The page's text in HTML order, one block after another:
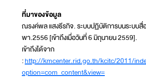
ที่มาของข้อมูล
ณรงค์พล แสงธีรกิจ. ระบบปฏิบัติการบนระบบ
พา.2556 [เข้าถึงเมื่อวันที่ 6 มิถุนายน 2559].
เข้าถึงได้จาก
:http://kmcenter.rid.go.th/kcitc/2011/
option=com_content&view=